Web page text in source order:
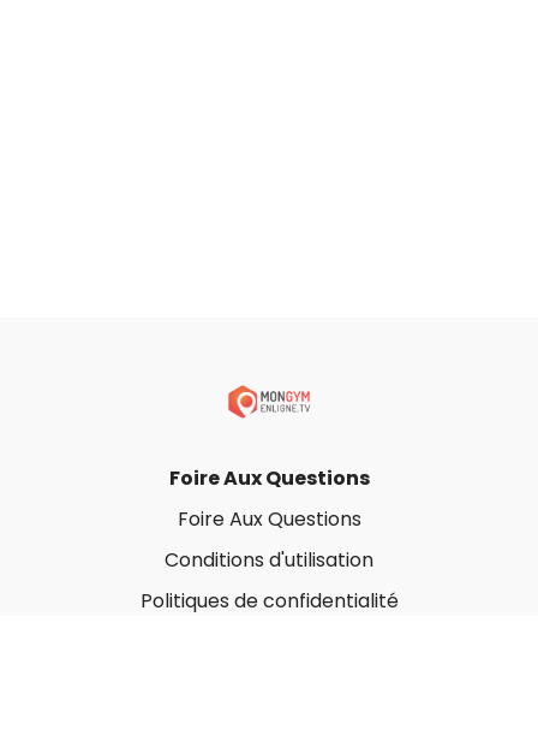
Foire Aux Questions
Foire Aux Questions
Conditions d'utilisation
Politiques de confidentialité